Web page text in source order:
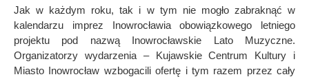
Jak w każdym roku, tak i w tym nie mogło zabraknąć w
kalendarzu imprez Inowrocławia obowiązkowego letniego
projektu pod nazwą Inowrocławskie Lato Muzyczne.
Organizatorzy wydarzenia – Kujawskie Centrum Kultury i
Miasto Inowrocław wzbogacili ofertę i tym razem przez cały